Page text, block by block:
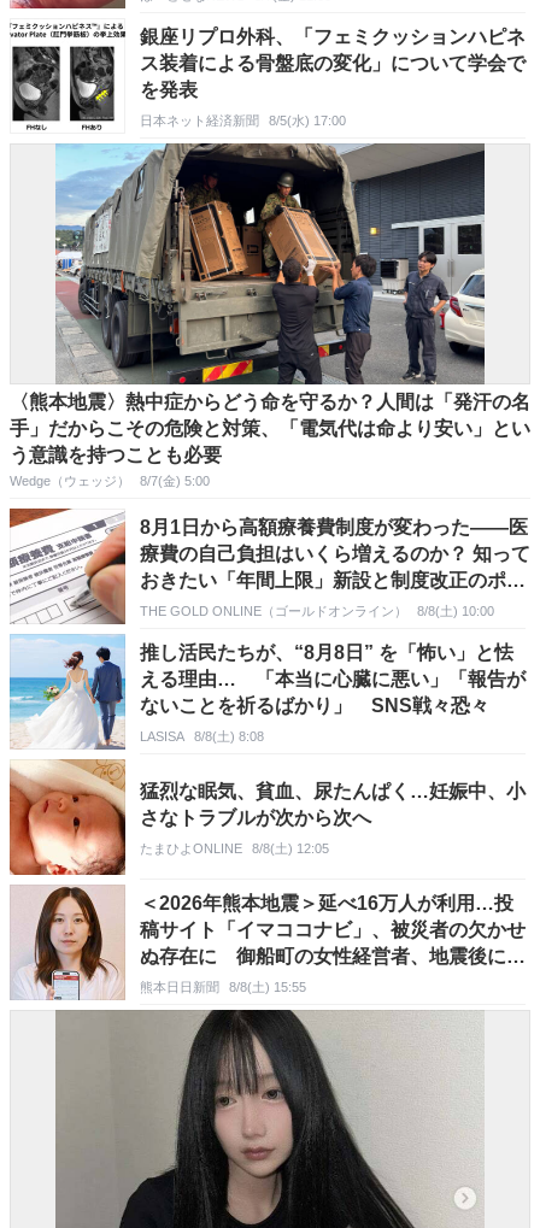
銀座リプロ外科、「フェミクッションハピネ
ス装着による骨盤底の変化」について学会で
を発表
日本ネット経済新聞 8/5(水) 17:00
〈熊本地震〉熱中症からどう命を守るか？人間は「発汗の名
手」だからこその危険と対策、「電気代は命より安い」とい
う意識を持つことも必要
Wedge（ウェッジ） 8/7(金) 5:00
8月1日から高額療養費制度が変わった――医
療費の自己負担はいくら増えるのか？ 知って
おきたい「年間上限」新設と制度改正のポイ
ント
THE GOLD ONLINE（ゴールドオンライン） 8/8(土) 10:00
推し活民たちが、“8月8日” を「怖い」と怯
える理由… 「本当に心臓に悪い」「報告が
ないことを祈るばかり」 SNS戦々恐々
LASISA 8/8(土) 8:08
猛烈な眠気、貧血、尿たんぱく…妊娠中、小
さなトラブルが次から次へ
たまひよONLINE 8/8(土) 12:05
＜2026年熊本地震＞延べ16万人が利用…投
稿サイト「イマココナビ」、被災者の欠かせ
ぬ存在に 御船町の女性経営者、地震後に立
ち上げ 買い物、ガソリン…被災者ら情報を
共有
熊本日日新聞 8/8(土) 15:55